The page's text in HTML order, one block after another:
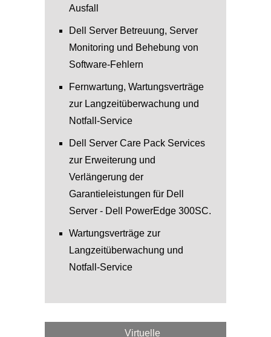
Ausfall
Dell Server Betreuung, Server
Monitoring und Behebung von
Software-Fehlern
Fernwartung, Wartungsverträge
zur Langzeitüberwachung und
Notfall-Service
Dell Server Care Pack Services
zur Erweiterung und
Verlängerung der
Garantieleistungen für Dell
Server - Dell PowerEdge 300SC.
Wartungsverträge zur
Langzeitüberwachung und
Notfall-Service
Virtuelle